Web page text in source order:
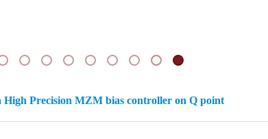
Precision MZM bias controller on Q point